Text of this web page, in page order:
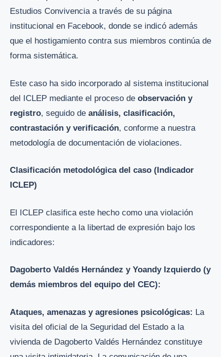
Estudios Convivencia a través de su página
institucional en Facebook, donde se indicó además
que el hostigamiento contra sus miembros continúa de
forma sistemática.
Este caso ha sido incorporado al sistema institucional
del ICLEP mediante el proceso de observación y
registro, seguido de análisis, clasificación,
contrastación y verificación, conforme a nuestra
metodología de documentación de violaciones.
Clasificación metodológica del caso (Indicador
ICLEP)
El ICLEP clasifica este hecho como una violación
correspondiente a la libertad de expresión bajo los
indicadores:
Dagoberto Valdés Hernández y Yoandy Izquierdo (y
demás miembros del equipo del CEC):
Ataques, amenazas y agresiones psicológicas: La
visita del oficial de la Seguridad del Estado a la
vivienda de Dagoberto Valdés Hernández constituye